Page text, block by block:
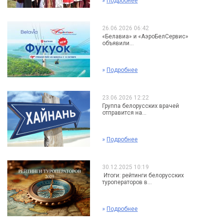
26.06.2026 06:42
«Белавиа» и «АэроБелСервис»
объявили...
» Подробнее
23.06.2026 12:22
Группа белорусских врачей
отправится на...
» Подробнее
30.12.2025 10:19
Итоги: рейтинги белорусских
туроператоров в...
» Подробнее